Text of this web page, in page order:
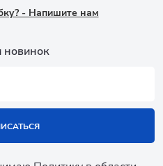
- Напишите нам
новинок